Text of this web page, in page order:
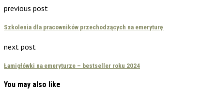
previous post
Szkolenia dla pracowników przechodzących na emeryturę
next post
Łamigłówki na emeryturze – bestseller roku 2024
You may also like